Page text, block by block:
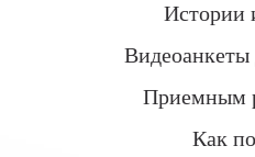
Истории
Видеоанкеты
Приемным
Как